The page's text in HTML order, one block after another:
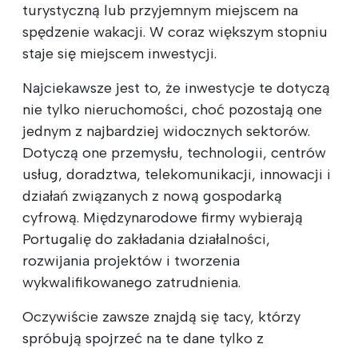
turystyczną lub przyjemnym miejscem na
spędzenie wakacji. W coraz większym stopniu
staje się miejscem inwestycji.
Najciekawsze jest to, że inwestycje te dotyczą
nie tylko nieruchomości, choć pozostają one
jednym z najbardziej widocznych sektorów.
Dotyczą one przemysłu, technologii, centrów
usług, doradztwa, telekomunikacji, innowacji i
działań związanych z nową gospodarką
cyfrową. Międzynarodowe firmy wybierają
Portugalię do zakładania działalności,
rozwijania projektów i tworzenia
wykwalifikowanego zatrudnienia.
Oczywiście zawsze znajdą się tacy, którzy
spróbują spojrzeć na te dane tylko z